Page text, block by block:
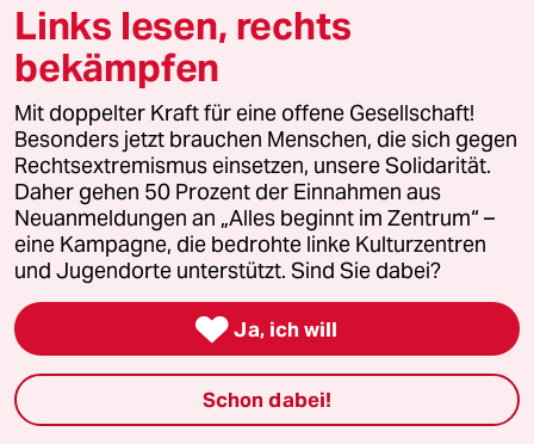
Lowandorder
05.06.2018 09:47 Uhr
@Ruhig Blut:
Ja Jung - muß ich mir Sorgen
machen?
White-Sox-Schrott?!
No. Arztzimmer entschuldigt nicht!;)(
Fakten
by Maxim Biller - Hundert Zeilen Haß
https://books.google.com/books/abo
ut/100_Zeilen_Hass.html?
hl=de&id=KjvGDQAAQBAJ-Sorry wg
Links lesen, rechts
bekämpfen
Mit doppelter Kraft für eine offene Gesellschaft!
Besonders jetzt brauchen Menschen, die sich gegen
Rechtsextremismus einsetzen, unsere Solidarität.
Daher gehen 50 Prozent der Einnahmen aus
Neuanmeldungen an „Alles beginnt im Zentrum“ –
eine Kampagne, die bedrohte linke Kulturzentren
und Jugendorte unterstützt. Sind Sie dabei?
 Ja, ich will
Schon dabei!